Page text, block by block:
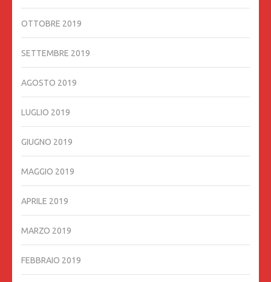
OTTOBRE 2019
SETTEMBRE 2019
AGOSTO 2019
LUGLIO 2019
GIUGNO 2019
MAGGIO 2019
APRILE 2019
MARZO 2019
FEBBRAIO 2019